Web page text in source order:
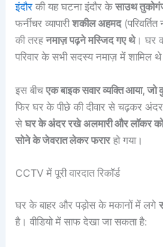
इंदौर की यह घटना इंदौर केसाउथ
फर्नीचर व्यापारीशकील अहमद
की तरहनमाज़ पढ़ने मस्जिद गए थे। घर
परिवार के सभी सदस्य नमाज़ में शामिल
इस बीचएक बाइक सवार व्यक्ति आया,
फिर घर के पीछे की दीवार से चढ़कर
सेघर के अंदर रखे अलमारी और लॉकर को
सोने के जेवरात लेकर फरारहो गया।
CCTV में पूरी वारदात रिकॉर्ड
घर के बाहर और पड़ोस के मकानों में लगे
है। वीडियो में साफ देखा जा सकता है: